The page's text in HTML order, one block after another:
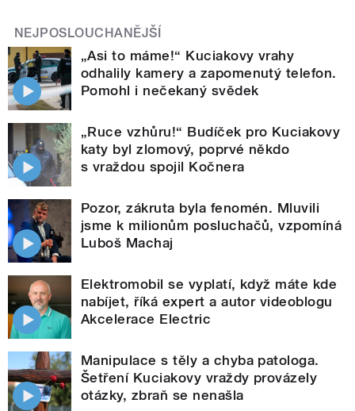
NEJPOSLOUCHANĚJŠÍ
„Asi to máme!“ Kuciakovy vrahy
odhalily kamery a zapomenutý telefon.
Pomohl i nečekaný svědek
„Ruce vzhůru!“ Budíček pro Kuciakovy
katy byl zlomový, poprvé někdo
s vraždou spojil Kočnera
Pozor, zákruta byla fenomén. Mluvili
jsme k milionům posluchačů, vzpomíná
Luboš Machaj
Elektromobil se vyplatí, když máte kde
nabíjet, říká expert a autor videoblogu
Akcelerace Electric
Manipulace s těly a chyba patologa.
Šetření Kuciakovy vraždy provázely
otázky, zbraň se nenašla